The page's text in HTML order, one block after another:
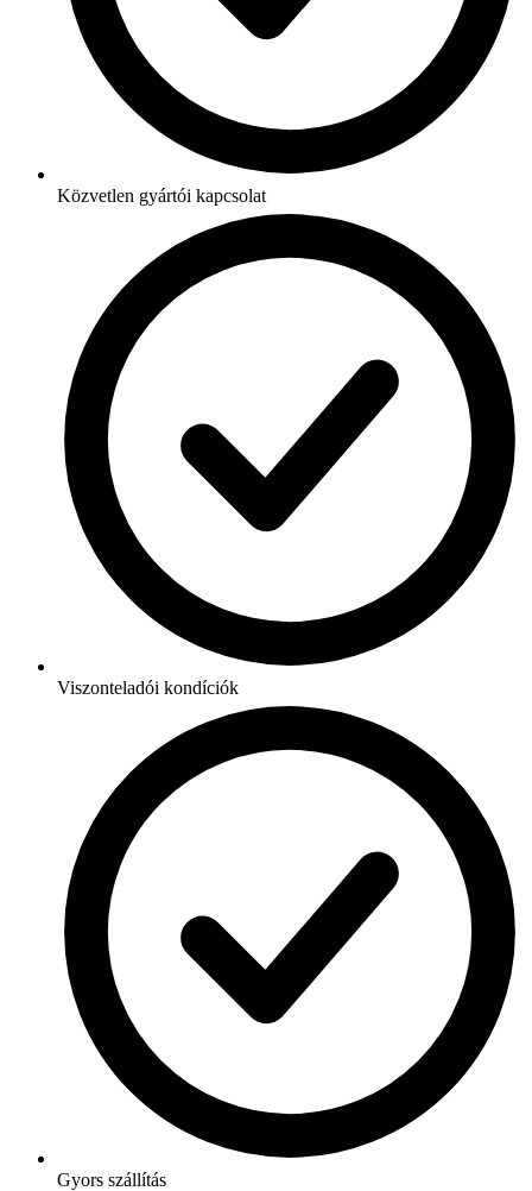
Közvetlen gyártói kapcsolat
Viszonteladói kondíciók
Gyors szállítás